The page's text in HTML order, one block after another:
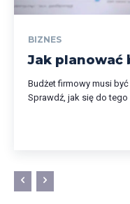
BIZNES
Jak planować
Budżet firmowy musi
Sprawdź, jak się do tego